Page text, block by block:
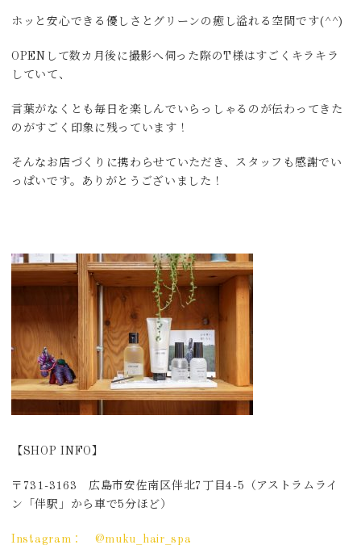
ホッと安心できる優しさとグリーンの癒し溢れる空間です(^^)
OPENして数カ月後に撮影へ伺った際のT様はすごくキラキラ
していて、
言葉がなくとも毎日を楽しんでいらっしゃるのが伝わってきた
のがすごく印象に残っています！
そんなお店づくりに携わらせていただき、スタッフも感謝でい
っぱいです。ありがとうございました！
【SHOP INFO】
〒731-3163 広島市安佐南区伴北7丁目4-5（アストラムライ
ン「伴駅」から車で5分ほど）
Instagram： @muku_hair_spa